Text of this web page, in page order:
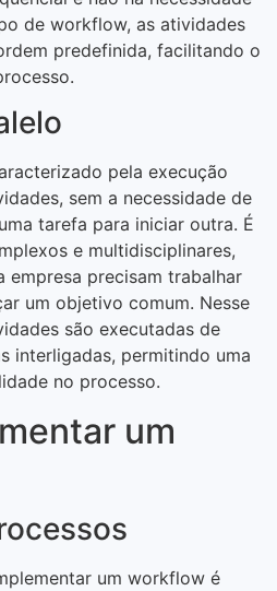
de workflow, as atividades
predefinida, facilitando o
pela execução
sem a necessidade de
tarefa para iniciar outra. É
e multidisciplinares,
empresa precisam trabalhar
um objetivo comum. Nesse
são executadas de
interligadas, permitindo uma
no processo.
um
um workflow é